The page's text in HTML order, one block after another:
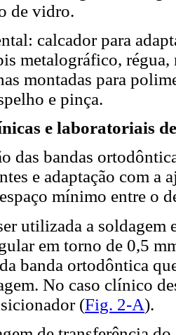
de vidro.
calcador para
metalográfico,
montadas para
e pinça.
e laboratoriais
das bandas
e adaptação com a
mínimo entre o
utilizada a soldagem
em torno de 0,5
banda ortodôntica
No caso clínico
(Fig. 2-A).